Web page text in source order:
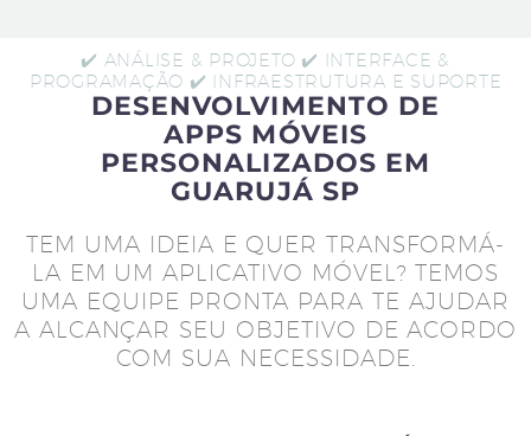
✔️ ANÁLISE & PROJETO ✔️ INTERFACE &
PROGRAMAÇÃO ✔️ INFRAESTRUTURA E SUPORTE
DESENVOLVIMENTO DE
APPS MÓVEIS
PERSONALIZADOS EM
GUARUJÁ SP
TEM UMA IDEIA E QUER TRANSFORMÁ-
LA EM UM APLICATIVO MÓVEL? TEMOS
UMA EQUIPE PRONTA PARA TE AJUDAR
A ALCANÇAR SEU OBJETIVO DE ACORDO
COM SUA NECESSIDADE.